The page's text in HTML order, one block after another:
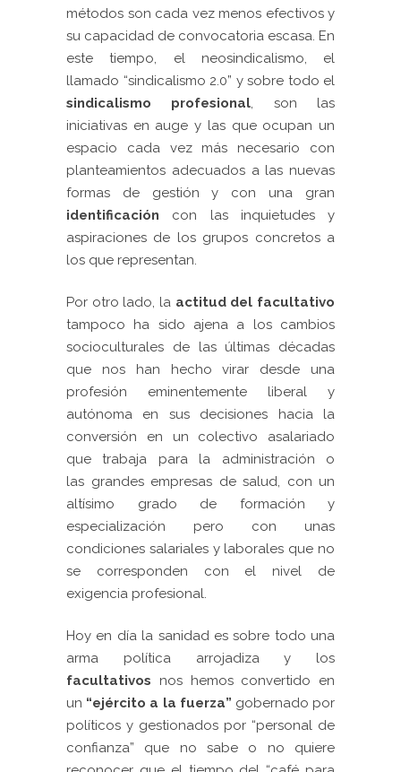
métodos son cada vez menos efectivos y
su capacidad de convocatoria escasa. En
este tiempo, el neosindicalismo, el
llamado “sindicalismo 2.0” y sobre todo el
sindicalismo profesional , son las
iniciativas en auge y las que ocupan un
espacio cada vez más necesario con
planteamientos adecuados a las nuevas
formas de gestión y con una gran
identificación con las inquietudes y
aspiraciones de los grupos concretos a
los que representan.
Por otro lado, la actitud del facultativo
tampoco ha sido ajena a los cambios
socioculturales de las últimas décadas
que nos han hecho virar desde una
profesión eminentemente liberal y
autónoma en sus decisiones hacia la
conversión en un colectivo asalariado
que trabaja para la administración o
las grandes empresas de salud, con un
altísimo grado de formación y
especialización pero con unas
condiciones salariales y laborales que no
se corresponden con el nivel de
exigencia profesional.
Hoy en día la sanidad es sobre todo una
arma política arrojadiza y los
facultativos nos hemos convertido en
un “ejército a la fuerza” gobernado por
políticos y gestionados por “personal de
confianza” que no sabe o no quiere